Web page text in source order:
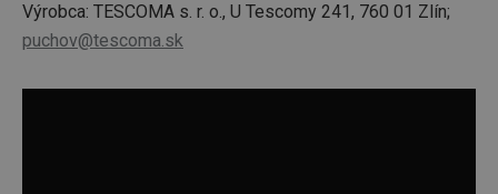
Výrobca: TESCOMA s. r. o., U Tescomy 241, 760 01 Zlín;
puchov@tescoma.sk